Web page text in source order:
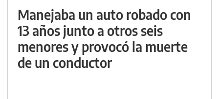
Manejaba un auto robado con
13 años junto a otros seis
menores y provocó la muerte
de un conductor